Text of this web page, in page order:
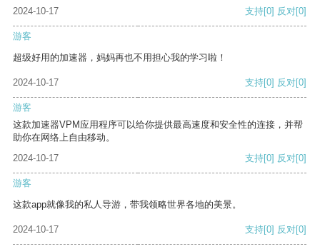
2024-10-17
支持[0] 反对[0]
游客
超级好用的加速器，妈妈再也不用担心我的学习啦！
2024-10-17 支持[0] 反对[0]
游客
这款加速器VPM应用程序可以给你提供最高速度和安全性的连接，并帮
助你在网络上自由移动。
2024-10-17
支持[0] 反对[0]
游客
这款app就像我的私人导游，带我领略世界各地的美景。
2024-10-17 支持[0] 反对[0]